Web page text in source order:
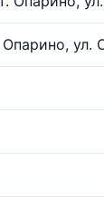
Опарино, ул.